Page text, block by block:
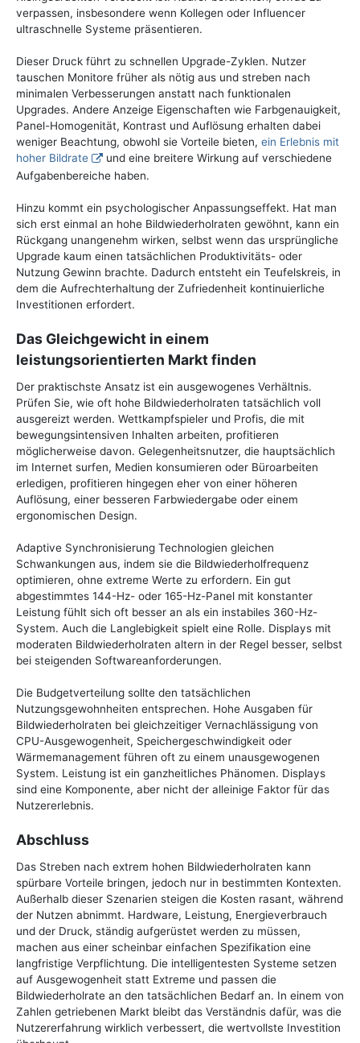
verpassen, insbesondere wenn Kollegen oder Influencer
ultraschnelle Systeme präsentieren.
Dieser Druck führt zu schnellen Upgrade-Zyklen. Nutzer
tauschen Monitore früher als nötig aus und streben nach
minimalen Verbesserungen anstatt nach funktionalen
Upgrades. Andere Anzeige Eigenschaften wie Farbgenauigkeit,
Panel-Homogenität, Kontrast und Auflösung erhalten dabei
weniger Beachtung, obwohl sie Vorteile bieten, ein Erlebnis mit
hoher Bildrate
und eine breitere Wirkung auf verschiedene
Aufgabenbereiche haben.
Hinzu kommt ein psychologischer Anpassungseffekt. Hat man
sich erst einmal an hohe Bildwiederholraten gewöhnt, kann ein
Rückgang unangenehm wirken, selbst wenn das ursprüngliche
Upgrade kaum einen tatsächlichen Produktivitäts- oder
Nutzung Gewinn brachte. Dadurch entsteht ein Teufelskreis, in
dem die Aufrechterhaltung der Zufriedenheit kontinuierliche
Investitionen erfordert.
Das Gleichgewicht in einem
leistungsorientierten Markt finden
Der praktischste Ansatz ist ein ausgewogenes Verhältnis.
Prüfen Sie, wie oft hohe Bildwiederholraten tatsächlich voll
ausgereizt werden. Wettkampfspieler und Profis, die mit
bewegungsintensiven Inhalten arbeiten, profitieren
möglicherweise davon. Gelegenheitsnutzer, die hauptsächlich
im Internet surfen, Medien konsumieren oder Büroarbeiten
erledigen, profitieren hingegen eher von einer höheren
Auflösung, einer besseren Farbwiedergabe oder einem
ergonomischen Design.
Adaptive Synchronisierung Technologien gleichen
Schwankungen aus, indem sie die Bildwiederholfrequenz
optimieren, ohne extreme Werte zu erfordern. Ein gut
abgestimmtes 144-Hz- oder 165-Hz-Panel mit konstanter
Leistung fühlt sich oft besser an als ein instabiles 360-Hz-
System. Auch die Langlebigkeit spielt eine Rolle. Displays mit
moderaten Bildwiederholraten altern in der Regel besser, selbst
bei steigenden Softwareanforderungen.
Die Budgetverteilung sollte den tatsächlichen
Nutzungsgewohnheiten entsprechen. Hohe Ausgaben für
Bildwiederholraten bei gleichzeitiger Vernachlässigung von
CPU-Ausgewogenheit, Speichergeschwindigkeit oder
Wärmemanagement führen oft zu einem unausgewogenen
System. Leistung ist ein ganzheitliches Phänomen. Displays
sind eine Komponente, aber nicht der alleinige Faktor für das
Nutzererlebnis.
Abschluss
Das Streben nach extrem hohen Bildwiederholraten kann
spürbare Vorteile bringen, jedoch nur in bestimmten Kontexten.
Außerhalb dieser Szenarien steigen die Kosten rasant, während
der Nutzen abnimmt. Hardware, Leistung, Energieverbrauch
und der Druck, ständig aufgerüstet werden zu müssen,
machen aus einer scheinbar einfachen Spezifikation eine
langfristige Verpflichtung. Die intelligentesten Systeme setzen
auf Ausgewogenheit statt Extreme und passen die
Bildwiederholrate an den tatsächlichen Bedarf an. In einem von
Zahlen getriebenen Markt bleibt das Verständnis dafür, was die
Nutzererfahrung wirklich verbessert, die wertvollste Investition